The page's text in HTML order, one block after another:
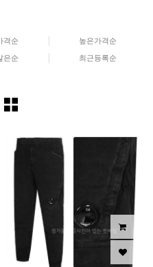
격순 높은가격순
은순 최근등록순